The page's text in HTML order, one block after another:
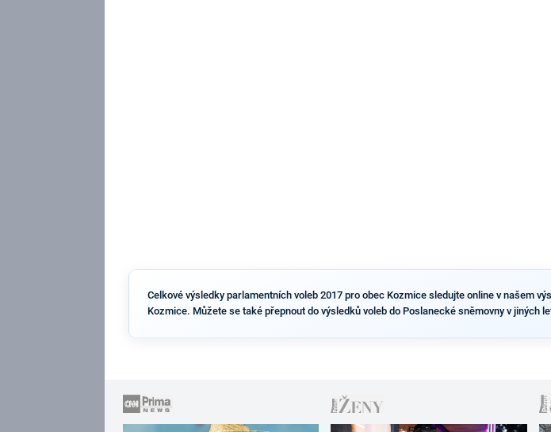
Celkové výsledky parlamentních voleb 2017 pro obec Kozmice sledujte online v našem
Kozmice. Můžete se také přepnout do výsledků voleb do Poslanecké sněmovny v jiných